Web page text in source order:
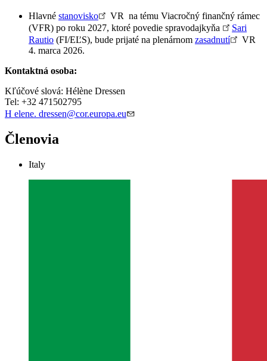
Hlavné stanovisko
VR na tému Viacročný finančný rámec
(VFR) po roku 2027, ktoré povedie spravodajkyňa
Sari
Rautio (FI/EĽS), bude prijaté na plenárnom zasadnutí
VR
4. marca 2026.
Kontaktná osoba:
Kľúčové slová: Hélène Dressen
Tel: +32 471502795
H elene. dressen@cor.europa.eu
Členovia
Italy